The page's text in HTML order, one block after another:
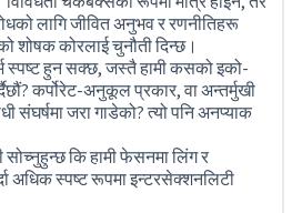
लागि जीवित अनुभव र रणनीतिहरू
शोषक कोरलाई चुनौती दिन्छ।
स्पष्ट हुन सक्छ, जस्तै हामी कसको इको-
कर्पोरेट-अनुकूल प्रकार, वा अन्तर्मुखी
संघर्षमा जरा गाडेको? त्यो पनि अनप्याक
सोच्नुहुन्छ कि हामी फेसनमा लिंग र
अधिक स्पष्ट रूपमा इन्टरसेक्शनलिटी